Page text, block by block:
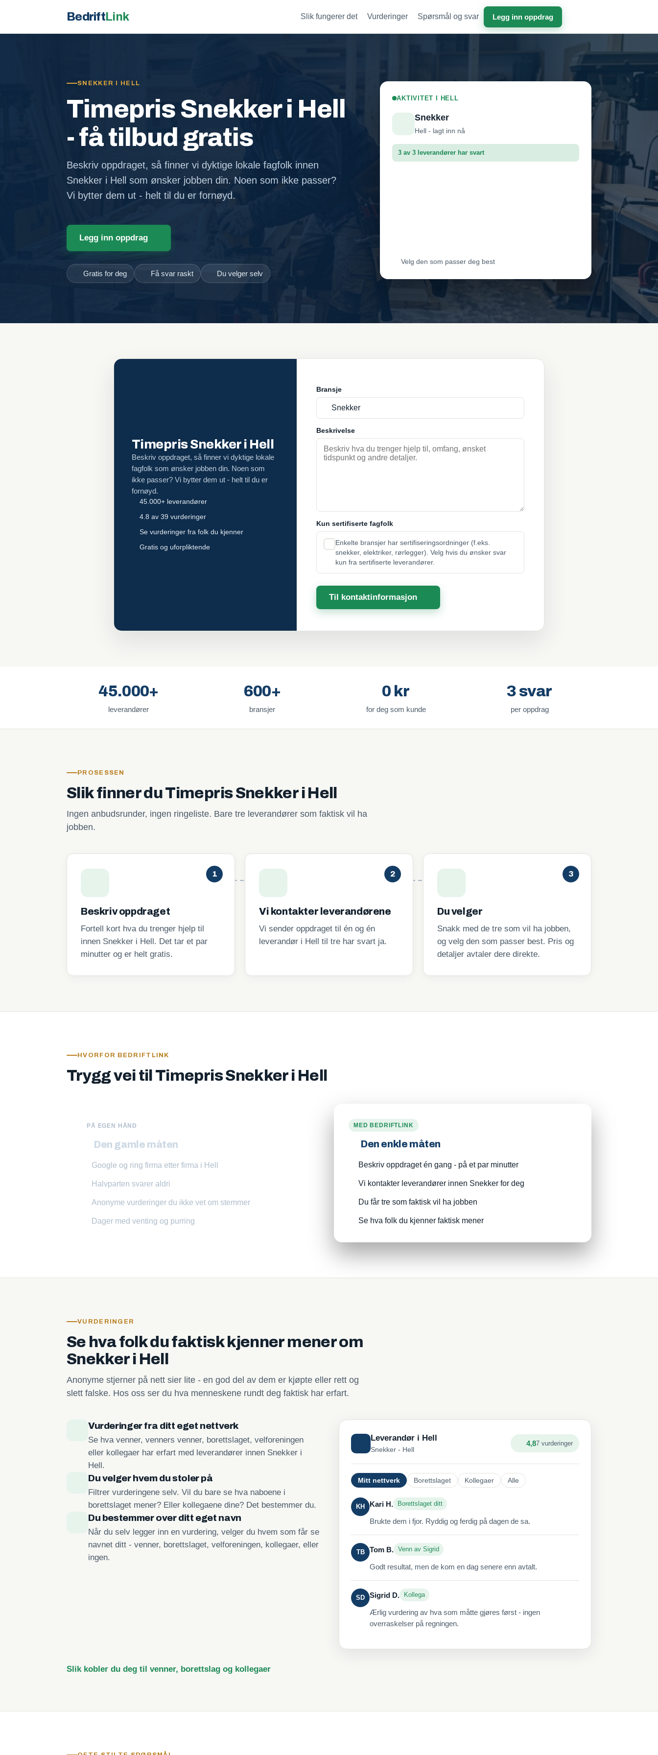
BedriftLink Slik fungerer det Vurderinger Spørsmål og svar Legg inn oppdrag
SNEKKER I HELL
Timepris Snekker i Hell
- få tilbud gratis
Beskriv oppdraget, så finner vi dyktige lokale fagfolk innen
Snekker i Hell som ønsker jobben din. Noen som ikke passer?
Vi bytter dem ut - helt til du er fornøyd.
Legg inn oppdrag
Gratis for deg Få svar raskt Du velger selv
AKTIVITET I HELL
Snekker
Hell - lagt inn nå
3 av 3 leverandører har svart
Velg den som passer deg best
Timepris Snekker i Hell
Beskriv oppdraget, så finner vi dyktige lokale
fagfolk som ønsker jobben din. Noen som
ikke passer? Vi bytter dem ut - helt til du er
fornøyd.
45.000+ leverandører
4.8 av 39 vurderinger
Se vurderinger fra folk du kjenner
Gratis og uforpliktende
Bransje
Beskrivelse
Kun sertifiserte fagfolk
Enkelte bransjer har sertifiseringsordninger (f.eks.
snekker, elektriker, rørlegger). Velg hvis du ønsker svar
kun fra sertifiserte leverandører.
Til kontaktinformasjon
45.000+
leverandører
600+
bransjer
0 kr
for deg som kunde
3 svar
per oppdrag
PROSESSEN
Slik finner du Timepris Snekker i Hell
Ingen anbudsrunder, ingen ringeliste. Bare tre leverandører som faktisk vil ha
jobben.
1
Beskriv oppdraget
Fortell kort hva du trenger hjelp til
innen Snekker i Hell. Det tar et par
minutter og er helt gratis.
2
Vi kontakter leverandørene
Vi sender oppdraget til én og én
leverandør i Hell til tre har svart ja.
3
Du velger
Snakk med de tre som vil ha jobben,
og velg den som passer best. Pris og
detaljer avtaler dere direkte.
HVORFOR BEDRIFTLINK
Trygg vei til Timepris Snekker i Hell
PÅ EGEN HÅND
Den gamle måten
Google og ring firma etter firma i Hell
Halvparten svarer aldri
Anonyme vurderinger du ikke vet om stemmer
Dager med venting og purring
MED BEDRIFTLINK
Den enkle måten
Beskriv oppdraget én gang - på et par minutter
Vi kontakter leverandører innen Snekker for deg
Du får tre som faktisk vil ha jobben
Se hva folk du kjenner faktisk mener
VURDERINGER
Se hva folk du faktisk kjenner mener om
Snekker i Hell
Anonyme stjerner på nett sier lite - en god del av dem er kjøpte eller rett og
slett falske. Hos oss ser du hva menneskene rundt deg faktisk har erfart.
Vurderinger fra ditt eget nettverk
Se hva venner, venners venner, borettslaget, velforeningen
eller kollegaer har erfart med leverandører innen Snekker i
Hell.
Du velger hvem du stoler på
Filtrer vurderingene selv. Vil du bare se hva naboene i
borettslaget mener? Eller kollegaene dine? Det bestemmer du.
Du bestemmer over ditt eget navn
Når du selv legger inn en vurdering, velger du hvem som får se
navnet ditt - venner, borettslaget, velforeningen, kollegaer, eller
ingen.
Leverandør i Hell
Snekker - Hell
4,87 vurderinger
Mitt nettverk Borettslaget Kollegaer Alle
KH Kari H. Borettslaget ditt
Brukte dem i fjor. Ryddig og ferdig på dagen de sa.
TB Tom B. Venn av Sigrid
Godt resultat, men de kom en dag senere enn avtalt.
SD Sigrid D. Kollega
Ærlig vurdering av hva som måtte gjøres først - ingen
overraskelser på regningen.
Slik kobler du deg til venner, borettslag og kollegaer